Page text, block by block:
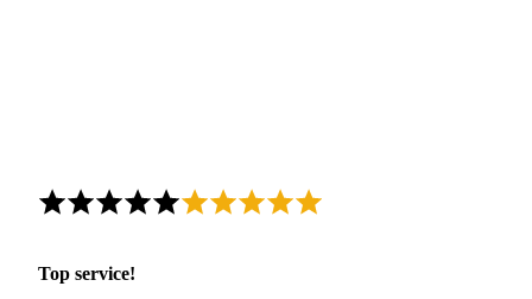
Top service!